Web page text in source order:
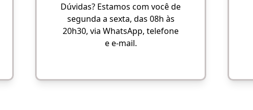
Dúvidas? Estamos com você de
segunda a sexta, das 08h às
20h30, via WhatsApp, telefone
e e-mail.